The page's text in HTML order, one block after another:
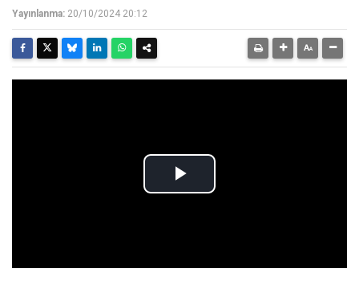
Yayınlanma: 20/10/2024 20:12